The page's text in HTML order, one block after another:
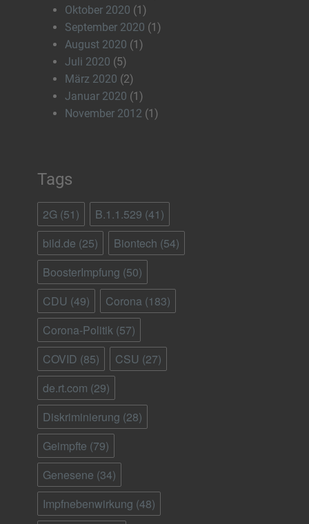
Oktober 2020 (1)
September 2020 (1)
August 2020 (1)
Juli 2020 (5)
März 2020 (2)
Januar 2020 (1)
November 2012 (1)
Tags
2G (51) B.1.1.529 (41)
bild.de (25) Biontech (54)
BoosterImpfung (50)
CDU (49) Corona (183)
Corona-Politik (57)
COVID (85) CSU (27)
de.rt.com (29)
Diskriminierung (28)
Geimpfte (79)
Genesene (34)
Impfnebenwirkung (48)